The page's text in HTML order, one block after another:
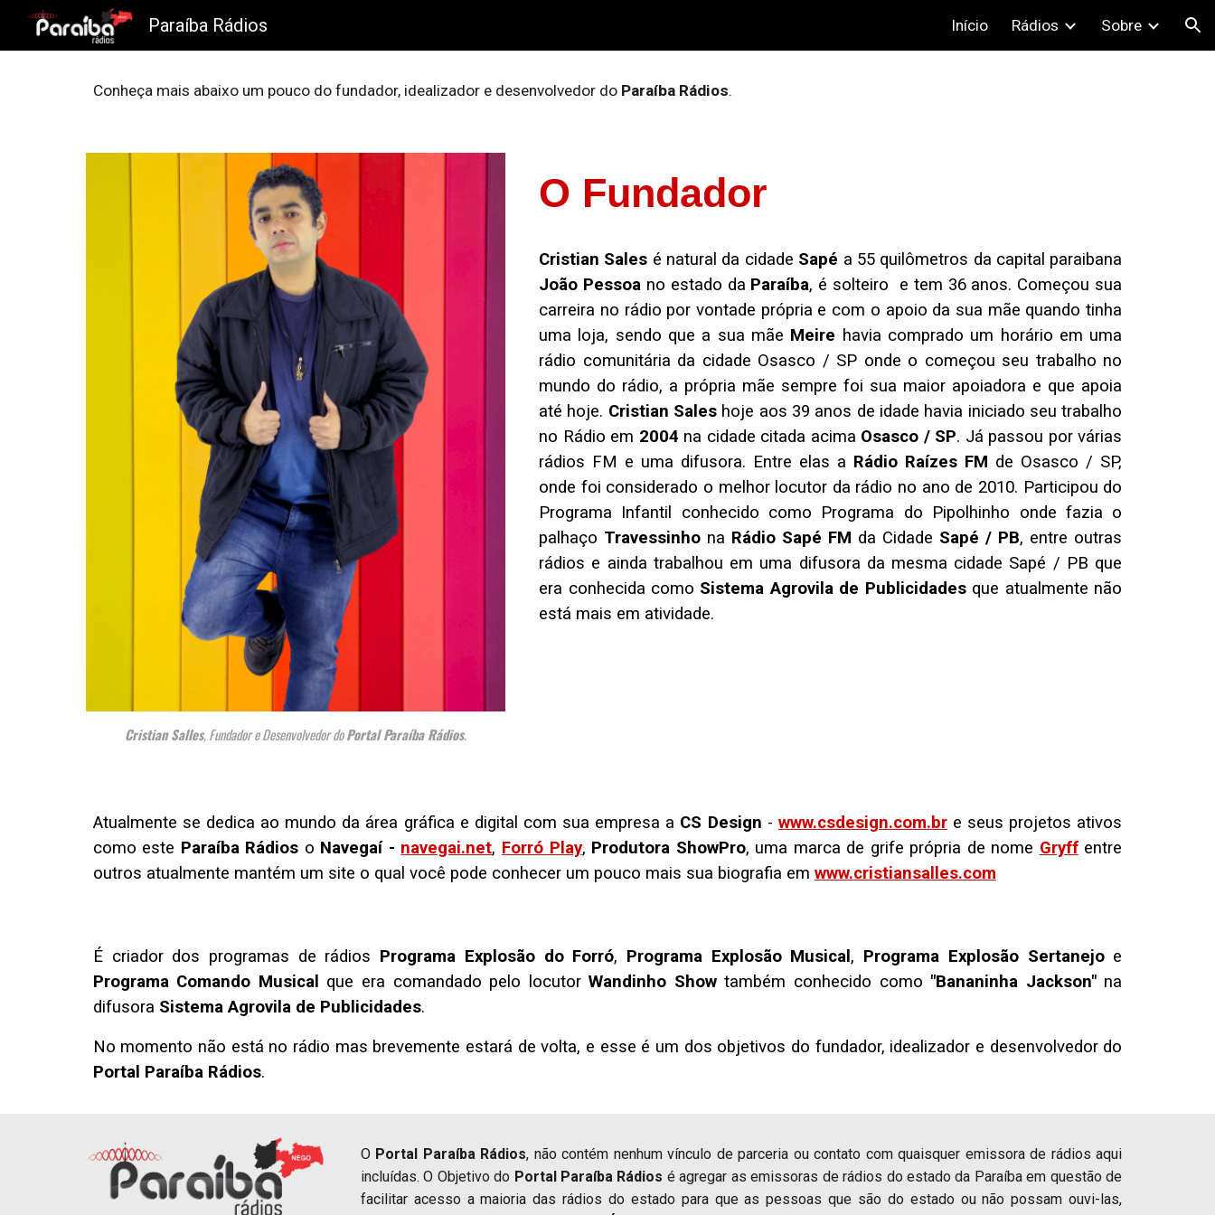
Paraíba Rádios Início Rádios Sobre
Conheça mais abaixo um pouco do fundador, idealizador e desenvolvedor do Paraíba Rádios.
Cristian Salles, Fundador e Desenvolvedor doPortal Paraíba Rádios.
O Fundador
Cristian Sales é natural da cidade Sapé a 55 quilômetros da capital paraibana
João Pessoa no estado da Paraíba, é solteiro e tem 36 anos. Começou sua
carreira no rádio por vontade própria e com o apoio da sua mãe quando tinha
uma loja, sendo que a sua mãe Meire havia comprado um horário em uma
rádio comunitária da cidade Osasco / SP onde o começou seu trabalho no
mundo do rádio, a própria mãe sempre foi sua maior apoiadora e que apoia
até hoje. Cristian Sales hoje aos 39 anos de idade havia iniciado seu trabalho
no Rádio em 2004 na cidade citada acima Osasco / SP. Já passou por várias
rádios FM e uma difusora. Entre elas a Rádio Raízes FM de Osasco / SP,
onde foi considerado o melhor locutor da rádio no ano de 2010. Participou do
Programa Infantil conhecido como Programa do Pipolhinho onde fazia o
palhaço Travessinho na Rádio Sapé FM da Cidade Sapé / PB, entre outras
rádios e ainda trabalhou em uma difusora da mesma cidade Sapé / PB que
era conhecida como Sistema Agrovila de Publicidadesque atualmente não
está mais em atividade.
Atualmente se dedica ao mundo da área gráfica e digital com sua empresa a CS Design - www.csdesign.com.bre seus projetos ativos
como este Paraíba Rádios o Navegaí - navegai.net, Forró Play, Produtora ShowPro, uma marca de grife própria de nome Gryff entre
outros atualmente mantém um site o qual você pode conhecer um pouco mais sua biografia em www.cristiansalles.com
É criador dos programas de rádios Programa Explosão do Forró, Programa Explosão Musical , Programa Explosão Sertanejoe
Programa Comando Musical
que era comandado pelo locutorWandinho Showtambém conhecido como "Bananinha Jackson"na
difusora Sistema Agrovila de Publicidades.
No momento não está no rádio mas brevemente estará de volta, e esse é um dos objetivos do fundador, idealizador e desenvolvedor do
Portal Paraíba Rádios.
O Portal Paraíba Rádios, não contém nenhum vínculo de parceria ou contato com quaisquer emissora de rádios aqui
incluídas. O Objetivo do Portal Paraíba Rádios é agregar as emissoras de rádios do estado da Paraíba em questão de
facilitar acesso a maioria das rádios do estado para que as pessoas que são do estado ou não possam ouvi-las,